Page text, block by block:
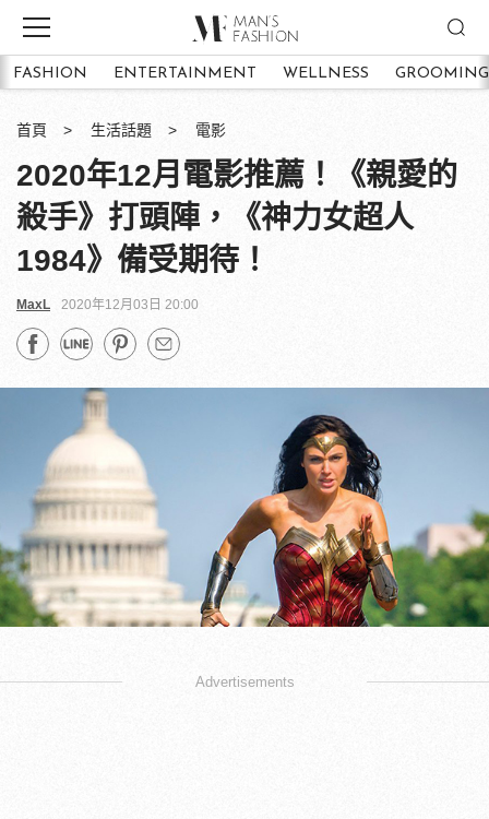
FASHION ENTERTAINMENT WELLNESS GROOMING
首頁 生活話題 電影
2020年12月電影推薦！《親愛的
殺手》打頭陣，《神力女超人
1984》備受期待！
MaxL 2020年12月03日 20:00
Advertisements